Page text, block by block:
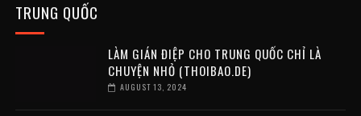
TRUNG QUỐC
LÀM GIÁN ĐIỆP CHO TRUNG QUỐC CHỈ LÀ
CHUYỆN NHỎ (THOIBAO.DE)
AUGUST 13, 2024